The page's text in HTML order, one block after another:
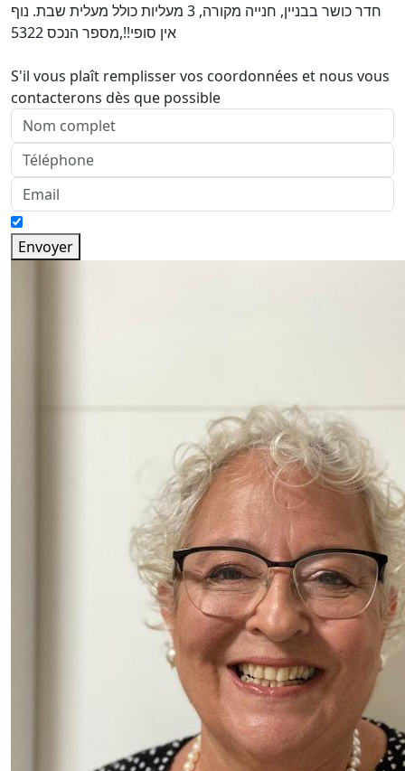
חדר כושר בבניין, חנייה מקורה, 3 מעליות כולל מעלית שבת. נוף
אין סופי!!,מספר הנכס 5322
S'il vous plaît remplisser vos coordonnées et nous vous
contacterons dès que possible
Envoyer